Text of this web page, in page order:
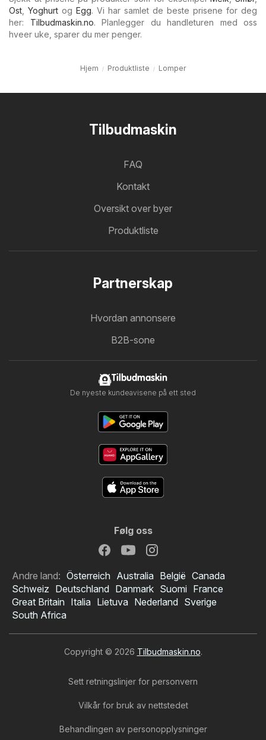
Ost Yoghurt og Egg. Vi har samlet de beste prisene for deg
her: Tilbudmaskin.no. Planlegger du handleturen med oss
hveer uke, sparer du mer penger.
Hjem Produktliste Lomper
Tilbudmaskin
FAQ
Kontakt
Oversikt over byer
Produktliste
Partnerskap
Hvordan annonsere
B2B-sone
Tilbudmaskin
De nyeste kundeavisene på ett sted
Følg oss
Andre land: Österreich Australia België Canada
Schweiz Deutschland Danmark Suomi France
Great Britain Italia Lietuva Nederland Sverige
South Africa
Copyright © 2026 Tilbudmaskin.no.
Sett retningslinjer for personvern
Vilkår for bruk av nettstedet
Behandlingen av personopplysninger